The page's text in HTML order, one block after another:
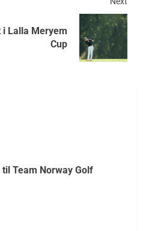
Lalla Meryem
Cup
til Team Norway Golf